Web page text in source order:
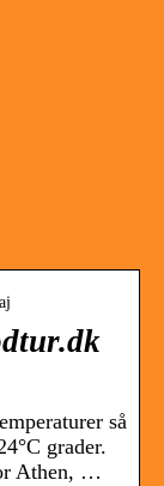
så
grader.
Athen, …